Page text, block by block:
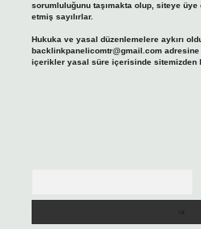
sorumluluğunu taşımakta olup, siteye
etmiş sayılırlar.
Hukuka ve yasal düzenlemelere aykırı
backlinkpanelicomtr@gmail.comadresine
içerikler yasal süre içerisinde sitemizden